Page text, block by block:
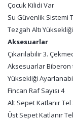
Çocuk Kilidi Var
Su Güvenlik Sistemi
Tezgah Altı
Aksesuarlar
Çıkarılabilir 3.
Aksesuarlar Biberon
Yüksekliği
Fincan Raf Sayısı 4
Alt Sepet Katlanır Tel
Üst Sepet Katlanır Tel